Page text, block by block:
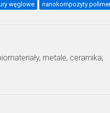
węglowe nanokompozyty
metale, ceramika,